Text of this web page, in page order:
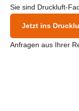
Sie sind Druckluft-
Jetzt ins
Anfragen aus Ihrer